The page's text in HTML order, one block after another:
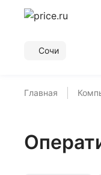
Сочи
Главная